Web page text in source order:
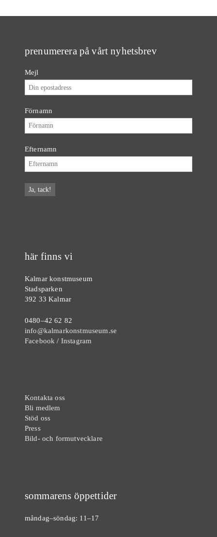
prenumerera på vårt nyhetsbrev
Mejl
Förnamn
Efternamn
här finns vi
Kalmar konstmuseum
Stadsparken
392 33 Kalmar
0480–42 62 82
info@kalmarkonstmuseum.se
Facebook / Instagram
Kontakta oss
Bli medlem
Stöd oss
Press
Bild- och formutvecklare
sommarens öppettider
måndag–söndag: 11–17